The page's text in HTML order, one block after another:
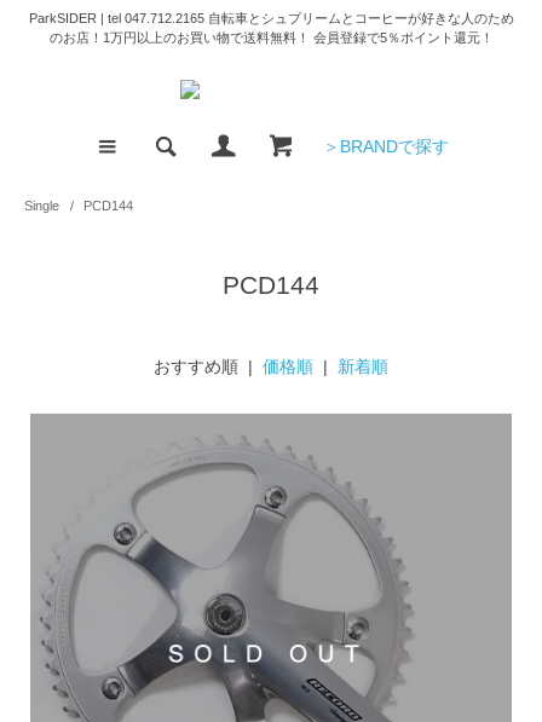
ParkSIDER | tel 047.712.2165 自転車とシュプリームとコーヒーが好きな人のため
のお店！1万円以上のお買い物で送料無料！ 会員登録で5％ポイント還元！
＞BRANDで探す
Single / PCD144
PCD144
おすすめ順 | 価格順 | 新着順